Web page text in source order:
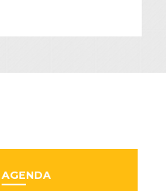
AGENDA